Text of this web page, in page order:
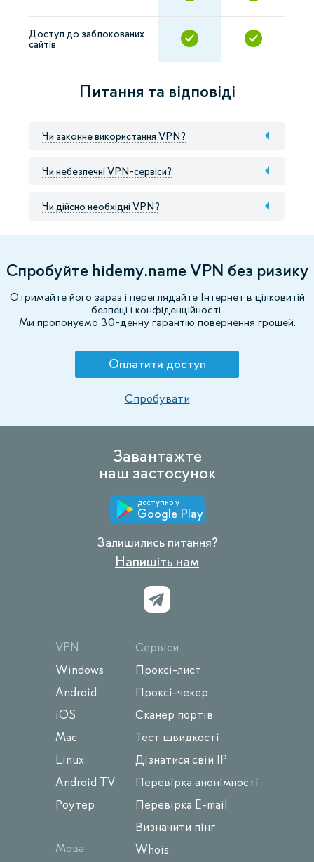
Доступ до заблокованих
сайтів
Питання та відповіді
Чи законне використання VPN?
Чи небезпечні VPN-сервіси?
Чи дійсно необхідні VPN?
Спробуйте hidemy.name VPN без ризику
Отримайте його зараз і переглядайте Інтернет в цілковитій
безпеці і конфіденційності.
Ми пропонуємо 30-денну гарантію повернення грошей.
Оплатити доступ
Спробувати
Завантажте
наш застосунок
доступно у
Google Play
Залишились питання?
Напишіть нам
VPN
Windows
Android
iOS
Mac
Linux
Android TV
Роутер
Мова
Сервіси
Проксі-лист
Проксі-чекер
Сканер портів
Тест швидкості
Дізнатися свій IP
Перевірка анонімності
Перевірка E-mail
Визначити пінг
Whois